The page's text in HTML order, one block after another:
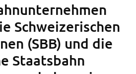
Schweizerischen
(SBB) und die
Staatsbahn